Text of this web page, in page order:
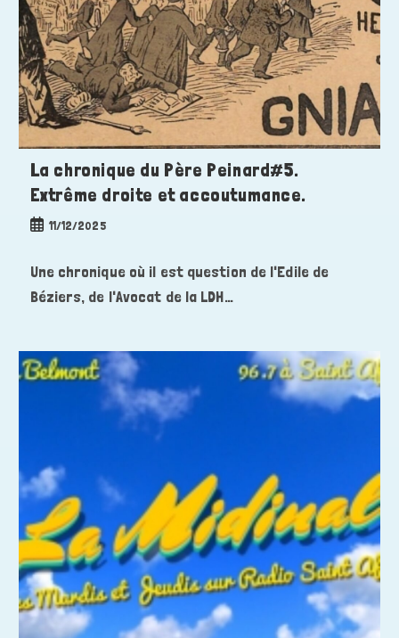
La chronique du Père Peinard#5.
Extrême droite et accoutumance.
Publication
11/12/2025
Une chronique où il est question de l'Edile de
Béziers, de l'Avocat de la LDH…